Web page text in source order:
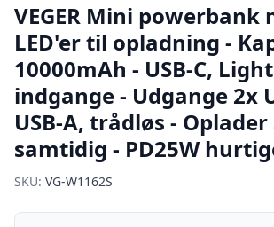
VEGER Mini powerbank
LED'er til opladning -
10000mAh - USB-C,
indgange - Udgange 2x
USB-A, trådløs -
samtidig - PD25W
SKU: VG-W1162S